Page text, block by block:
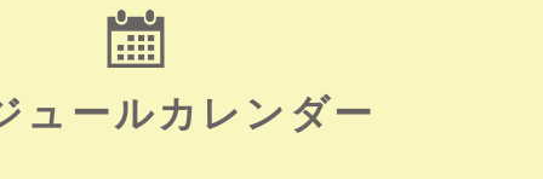
ュールカレンダー